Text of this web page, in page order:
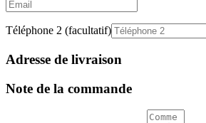
Email
Téléphone 2 (facultatif)
Adresse de livraison
Note de la commande